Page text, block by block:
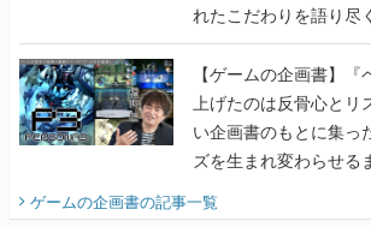
上げたのは反骨心とリ
い企画書のもとに集っ
ズを生まれ変わらせる
ビュー】
ゲームの企画書の記事一覧
若ゲのいたり〜ゲームクリエイターの青
田中圭一のゲーム業界